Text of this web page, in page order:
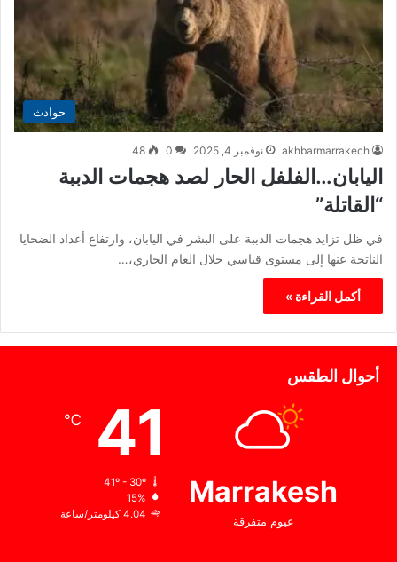
حوادث
akhbarmarrakech نوفمبر 4, 2025 0
48
اليابان…الفلفل الحار لصد هجمات الدببة
“القاتلة”
في ظل تزايد هجمات الدببة على البشر في اليابان، وارتفاع أعداد الضحايا
الناتجة عنها إلى مستوى قياسي خلال العام الجاري،…
أكمل القراءة »
أحوال الطقس
Marrakesh
غيوم متفرقة
41
℃
41º - 30º
15%
4.04 كيلومتر/ساعة